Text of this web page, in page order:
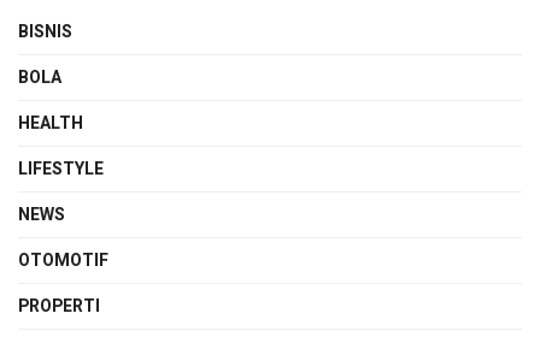
BISNIS
BOLA
HEALTH
LIFESTYLE
NEWS
OTOMOTIF
PROPERTI